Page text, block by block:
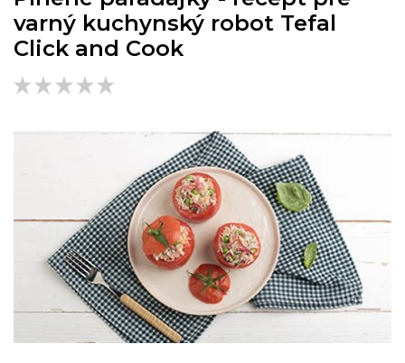
varný kuchynský robot Tefal
Click and Cook